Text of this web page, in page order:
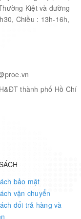
x 3.70 x 1.18"
Kiệt và đường
Chiều : 13h-16h,
thành phố Hồ Chí
bảo mật
vận chuyển
đổi trả hàng và